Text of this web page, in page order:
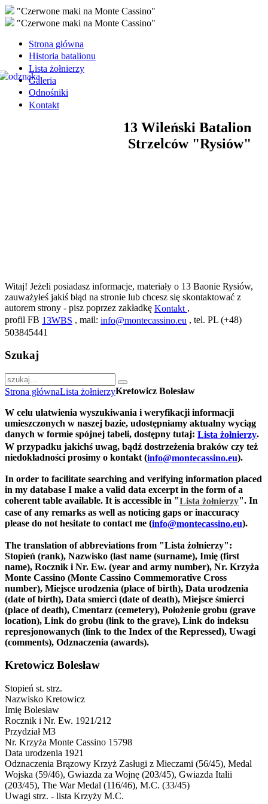
"Czerwone maki na Monte Cassino"
"Czerwone maki na Monte Cassino"
Strona główna
Historia batalionu
Lista żołnierzy
Galeria
Odnośniki
Kontakt
13 Wileński Batalion
Strzelców "Rysiów"
Witaj! Jeżeli posiadasz informacje, materiały o 13 Baonie Rysiów,
zauważyłeś jakiś błąd na stronie lub chcesz się skontaktować z
autorem strony - pisz poprzez zakładkę Kontakt ,
profil FB 13WBS , mail: info@montecassino.eu , tel. PL (+48)
503845441
Szukaj
Strona głównaLista żołnierzyKretowicz Bolesław
W celu ułatwienia wyszukiwania i weryfikacji informacji
umieszczonych w naszej bazie, udostępniamy aktualny wyciąg
danych w formie spójnej tabeli, dostępny tutaj: Lista żołnierzy.
W przypadku jakichś uwag, bądź dostrzeżenia braków czy też
niedokładności prosimy o kontakt (info@montecassino.eu).
In order to facilitate searching and verifying information placed
in my database I make a valid data excerpt in the form of a
coherent table available. It is accessible in "Lista żołnierzy". In
case of any remarks as well as noticing gaps or inaccuracy
please do not hesitate to contact me (info@montecassino.eu).
The translation of abbreviations from "Lista żołnierzy":
Stopień (rank), Nazwisko (last name (surname), Imię (first
name), Rocznik i Nr. Ew. (year and army number), Nr. Krzyża
Monte Cassino (Monte Cassino Commemorative Cross
number), Miejsce urodzenia (place of birth), Data urodzenia
(date of birth), Data smierci (date of death), Miejsce śmierci
(place of death), Cmentarz (cemetery), Położenie grobu (grave
location), Link do grobu (link to the grave), Link do indeksu
represjonowanych (link to the Index of the Repressed), Uwagi
(comments), Odznaczenia (awards).
Kretowicz Bolesław
Stopień st. strz.
Nazwisko Kretowicz
Imię Bolesław
Rocznik i Nr. Ew. 1921/212
Przydział M3
Nr. Krzyża Monte Cassino 15798
Data urodzenia 1921
Odznaczenia Brązowy Krzyż Zasługi z Mieczami (56/45), Medal
Wojska (59/46), Gwiazda za Wojnę (203/45), Gwiazda Italii
(203/45), The War Medal (116/46), M.C. (33/45)
Uwagi strz. - lista Krzyży M.C.